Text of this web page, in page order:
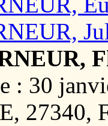
: 30
27340,